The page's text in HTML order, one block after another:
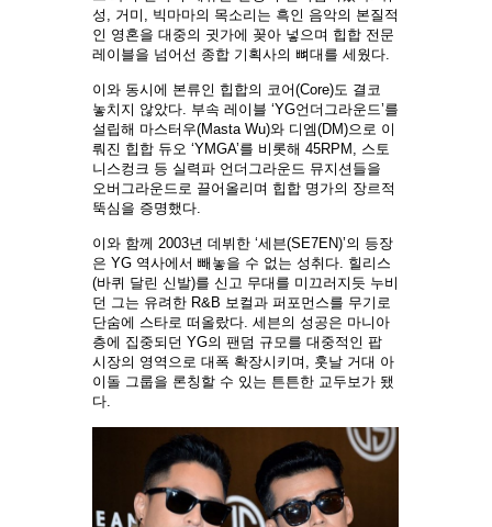
성, 거미, 빅마마의 목소리는 흑인 음악의 본질적
인 영혼을 대중의 귓가에 꽂아 넣으며 힙합 전문
레이블을 넘어선 종합 기획사의 뼈대를 세웠다.
이와 동시에 본류인 힙합의 코어(Core)도 결코
놓치지 않았다. 부속 레이블 ‘YG언더그라운드’를
설립해 마스터우(Masta Wu)와 디엠(DM)으로 이
뤄진 힙합 듀오 ‘YMGA’를 비롯해 45RPM, 스토
니스컹크 등 실력파 언더그라운드 뮤지션들을
오버그라운드로 끌어올리며 힙합 명가의 장르적
뚝심을 증명했다.
이와 함께 2003년 데뷔한 ‘세븐(SE7EN)’의 등장
은 YG 역사에서 빼놓을 수 없는 성취다. 힐리스
(바퀴 달린 신발)를 신고 무대를 미끄러지듯 누비
던 그는 유려한 R&B 보컬과 퍼포먼스를 무기로
단숨에 스타로 떠올랐다. 세븐의 성공은 마니아
층에 집중되던 YG의 팬덤 규모를 대중적인 팝
시장의 영역으로 대폭 확장시키며, 훗날 거대 아
이돌 그룹을 론칭할 수 있는 튼튼한 교두보가 됐
다.